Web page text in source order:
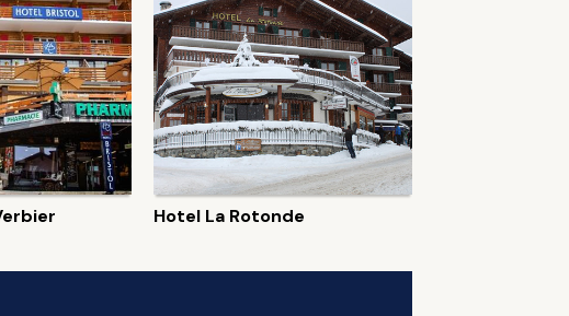
Hotel La Rotonde